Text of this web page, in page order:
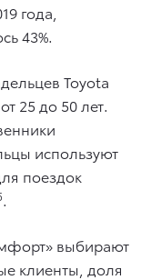
года,
43%.
Toyota
25 до 50 лет.
используют
поездок
.
выбирают
клиенты, доля